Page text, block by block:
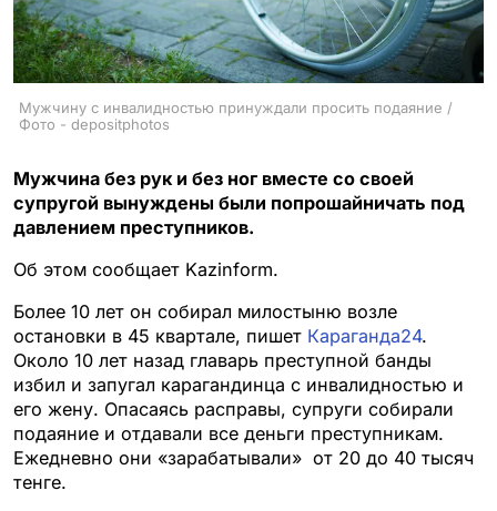
Мужчину с инвалидностью принуждали просить подаяние /
Фото - depositphotos
Мужчина без рук и без ног вместе со своей
супругой вынуждены были попрошайничать под
давлением преступников.
Об этом сообщает Kazinform.
Более 10 лет он собирал милостыню возле
остановки в 45 квартале, пишет Караганда24.
Около 10 лет назад главарь преступной банды
избил и запугал карагандинца с инвалидностью и
его жену. Опасаясь расправы, супруги собирали
подаяние и отдавали все деньги преступникам.
Ежедневно они «зарабатывали» от 20 до 40 тысяч
тенге.